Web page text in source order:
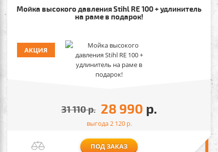
Мойка высокого давления Stihl RE 100 + удлинитель
на раме в подарок!
АКЦИЯ
31 110р. 28 990 р.
выгода 2 120р.
ПОД ЗАКАЗ